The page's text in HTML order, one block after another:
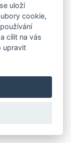
ks
uloží
cookie,
cílit na vás
upravit